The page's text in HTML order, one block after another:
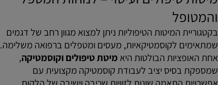
והמטופל
בקטגוריית המיטות הטיפוליות ניתן למצוא מגוון רחב של דגמים
שמתאימים לקוסמטיקאיות, מעסים ומטפלים ברפואה משלימה.
אחת האופציות הבולטות היא מיטת טיפולים וקוסמטיקה,
שמספקת בסיס יציב לעבודת קוסמטיקה מקצועית עם